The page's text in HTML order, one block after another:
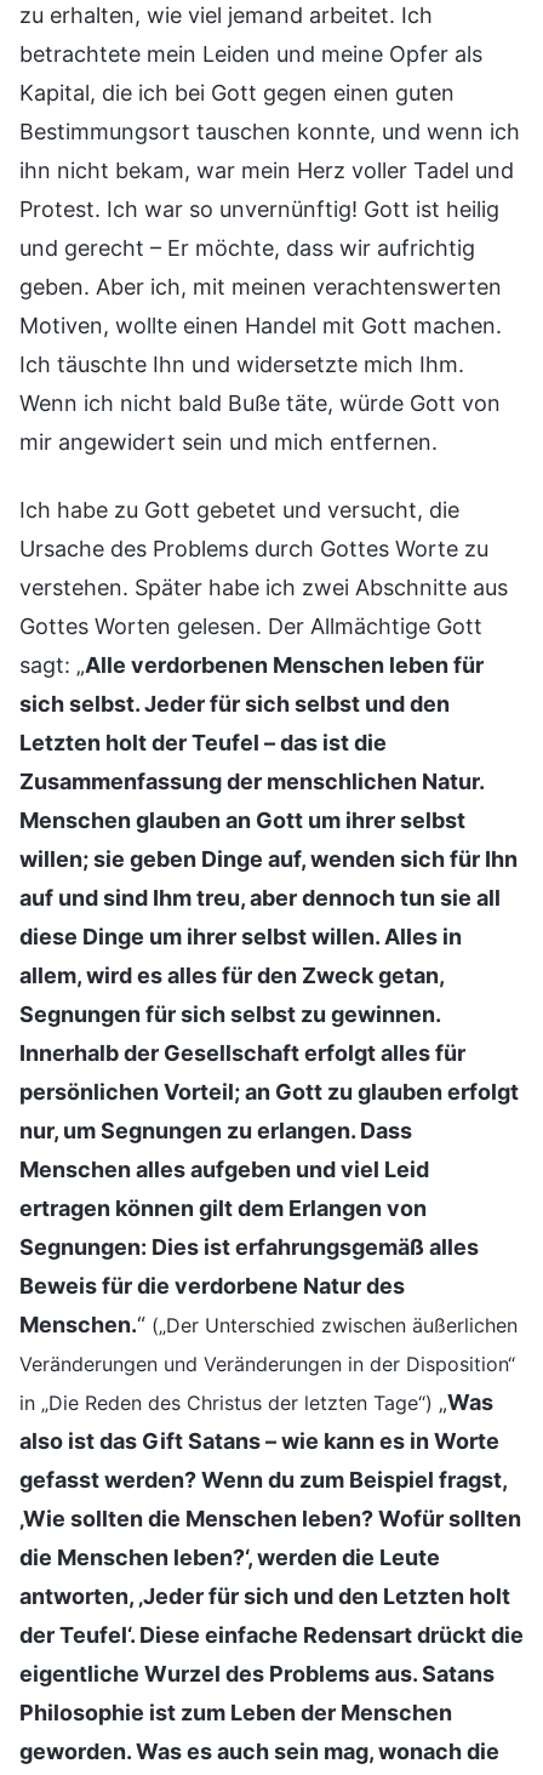
zu erhalten, wie viel jemand arbeitet. Ich
betrachtete mein Leiden und meine Opfer als
Kapital, die ich bei Gott gegen einen guten
Bestimmungsort tauschen konnte, und wenn ich
ihn nicht bekam, war mein Herz voller Tadel und
Protest. Ich war so unvernünftig! Gott ist heilig
und gerecht – Er möchte, dass wir aufrichtig
geben. Aber ich, mit meinen verachtenswerten
Motiven, wollte einen Handel mit Gott machen.
Ich täuschte Ihn und widersetzte mich Ihm.
Wenn ich nicht bald Buße täte, würde Gott von
mir angewidert sein und mich entfernen.
Ich habe zu Gott gebetet und versucht, die
Ursache des Problems durch Gottes Worte zu
verstehen. Später habe ich zwei Abschnitte aus
Gottes Worten gelesen. Der Allmächtige Gott
sagt: „Alle verdorbenen Menschen leben für
sich selbst. Jeder für sich selbst und den
Letzten holt der Teufel – das ist die
Zusammenfassung der menschlichen Natur.
Menschen glauben an Gott um ihrer selbst
willen; sie geben Dinge auf, wenden sich für Ihn
auf und sind Ihm treu, aber dennoch tun sie all
diese Dinge um ihrer selbst willen. Alles in
allem, wird es alles für den Zweck getan,
Segnungen für sich selbst zu gewinnen.
Innerhalb der Gesellschaft erfolgt alles für
persönlichen Vorteil; an Gott zu glauben erfolgt
nur, um Segnungen zu erlangen. Dass
Menschen alles aufgeben und viel Leid
ertragen können gilt dem Erlangen von
Segnungen: Dies ist erfahrungsgemäß alles
Beweis für die verdorbene Natur des
Menschen.“ („Der Unterschied zwischen äußerlichen
Veränderungen und Veränderungen in der Disposition“
in „Die Reden des Christus der letzten Tage“) „Was
also ist das Gift Satans – wie kann es in Worte
gefasst werden? Wenn du zum Beispiel fragst,
‚Wie sollten die Menschen leben? Wofür sollten
die Menschen leben?‘, werden die Leute
antworten, ‚Jeder für sich und den Letzten holt
der Teufel‘. Diese einfache Redensart drückt die
eigentliche Wurzel des Problems aus. Satans
Philosophie ist zum Leben der Menschen
geworden. Was es auch sein mag, wonach die